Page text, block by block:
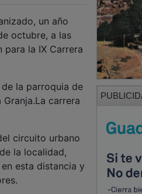
un año
octubre, a las
la IX Carrera
la parroquia de
carrera
circuito urbano
la localidad,
esta distancia y